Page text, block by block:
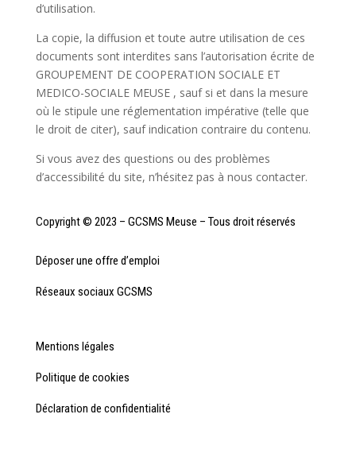
d’utilisation.
La copie, la diffusion et toute autre utilisation de ces
documents sont interdites sans l’autorisation écrite de
GROUPEMENT DE COOPERATION SOCIALE ET
MEDICO-SOCIALE MEUSE , sauf si et dans la mesure
où le stipule une réglementation impérative (telle que
le droit de citer), sauf indication contraire du contenu.
Si vous avez des questions ou des problèmes
d’accessibilité du site, n’hésitez pas à nous contacter.
Copyright © 2023 – GCSMS Meuse – Tous droit réservés
Déposer une offre d’emploi
Réseaux sociaux GCSMS
Mentions légales
Politique de cookies
Déclaration de confidentialité